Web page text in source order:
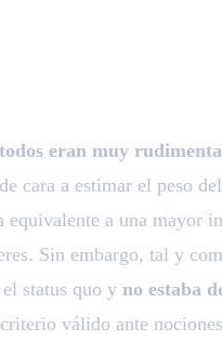
eran muy
cara a estimar el peso
equivalente a una mayor
Sin embargo, tal y
el status quo y no estaba
válido ante